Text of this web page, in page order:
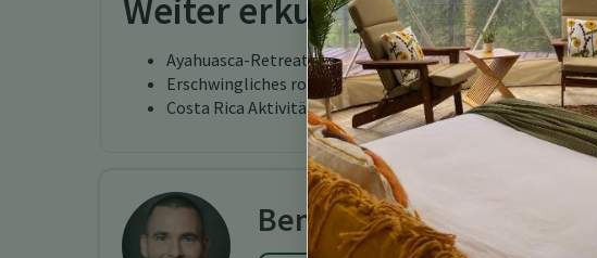
Weiter erkunden
Ayahuasca-Retreat
Erschwingliches romantisches Retreat Costa Rica
Costa Rica Aktivitäten
Benjamin Charbonneau,